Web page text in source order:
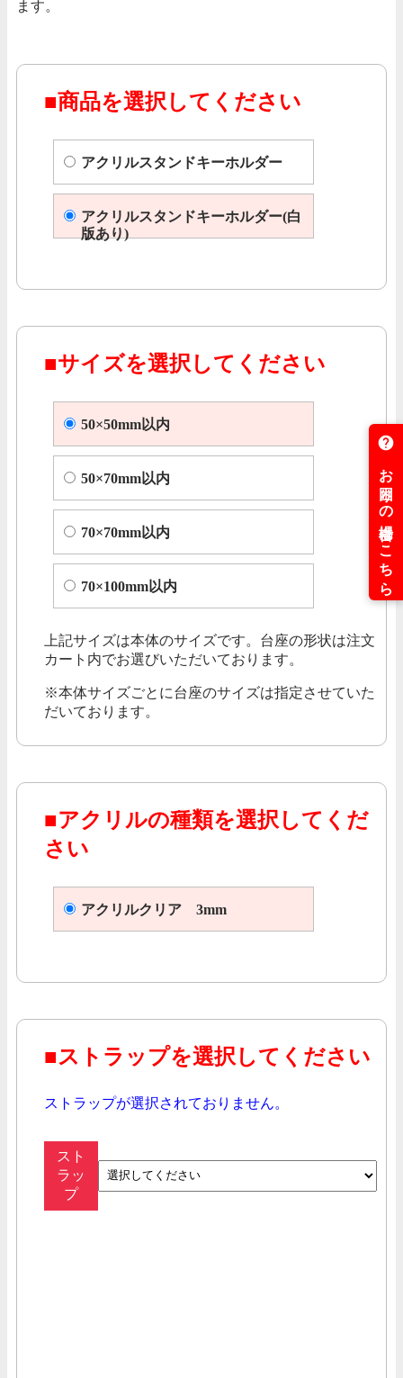
ます。
■商品を選択してください
アクリルスタンドキーホルダー
アクリルスタンドキーホルダー(白
版あり)
■サイズを選択してください
50×50mm以内
50×70mm以内
70×70mm以内
70×100mm以内
上記サイズは本体のサイズです。台座の形状は注文
カート内でお選びいただいております。
本体サイズごとに台座のサイズは指定させていた
だいております。
■アクリルの種類を選択してくだ
さい
アクリルクリア 3mm
■ストラップを選択してください
ストラップが選択されておりません。
スト
ラッ
プ